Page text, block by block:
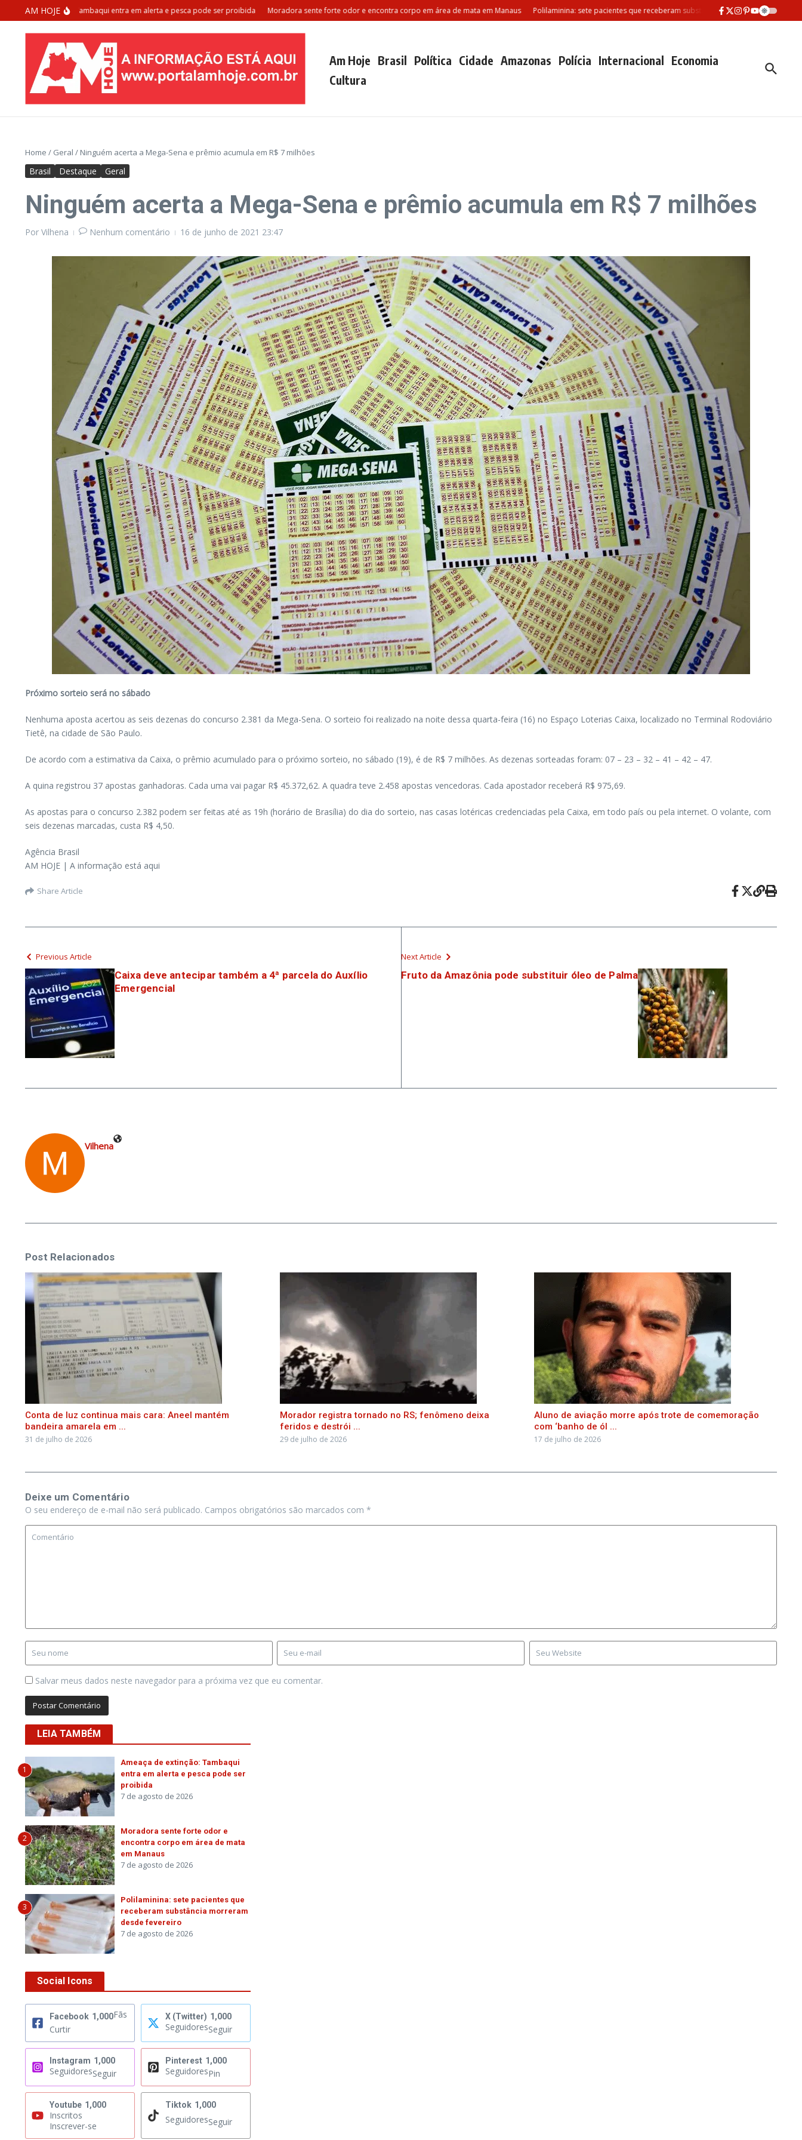
Ir para o conteúdo
AM HOJE
de extinção: Tambaqui entra em alerta e pesca pode ser proibida Moradora sente forte odor e encontra corpo em área de mata em Manaus Polilaminina: sete pacientes que receberam substância morreram desde fevereiro
Am Hoje Brasil Política Cidade Amazonas Polícia Internacional Economia
Cultura
Home / Geral / Ninguém acerta a Mega-Sena e prêmio acumula em R$ 7 milhões
Brasil Destaque Geral
Ninguém acerta a Mega-Sena e prêmio acumula em R$ 7 milhões
Por Vilhena Nenhum comentário 16 de junho de 2021 23:47
Próximo sorteio será no sábado
Nenhuma aposta acertou as seis dezenas do concurso 2.381 da Mega-Sena. O sorteio foi realizado na noite dessa quarta-feira (16) no Espaço Loterias Caixa, localizado no Terminal Rodoviário
Tietê, na cidade de São Paulo.
De acordo com a estimativa da Caixa, o prêmio acumulado para o próximo sorteio, no sábado (19), é de R$ 7 milhões. As dezenas sorteadas foram: 07 – 23 – 32 – 41 – 42 – 47.
A quina registrou 37 apostas ganhadoras. Cada uma vai pagar R$ 45.372,62. A quadra teve 2.458 apostas vencedoras. Cada apostador receberá R$ 975,69.
As apostas para o concurso 2.382 podem ser feitas até as 19h (horário de Brasília) do dia do sorteio, nas casas lotéricas credenciadas pela Caixa, em todo país ou pela internet. O volante, com
seis dezenas marcadas, custa R$ 4,50.
Agência Brasil
AM HOJE | A informação está aqui
Share Article
Previous Article
Caixa deve antecipar também a 4ª parcela do Auxílio
Emergencial
Next Article
Fruto da Amazônia pode substituir óleo de Palma
Vilhena
Post Relacionados
Conta de luz continua mais cara: Aneel mantém
bandeira amarela em ...
31 de julho de 2026
Morador registra tornado no RS; fenômeno deixa
feridos e destrói ...
29 de julho de 2026
Aluno de aviação morre após trote de comemoração
com ‘banho de ól ...
17 de julho de 2026
Deixe um Comentário
O seu endereço de e-mail não será publicado. Campos obrigatórios são marcados com *
Salvar meus dados neste navegador para a próxima vez que eu comentar.
LEIA TAMBÉM
1
Ameaça de extinção: Tambaqui
entra em alerta e pesca pode ser
proibida
7 de agosto de 2026
2
Moradora sente forte odor e
encontra corpo em área de mata
em Manaus
7 de agosto de 2026
3
Polilaminina: sete pacientes que
receberam substância morreram
desde fevereiro
7 de agosto de 2026
Social Icons
Facebook 1,000Fãs
Curtir
X (Twitter) 1,000
SeguidoresSeguir
Instagram 1,000
SeguidoresSeguir
Pinterest 1,000
SeguidoresPin
Youtube 1,000
Inscritos
Inscrever-se
Tiktok 1,000
SeguidoresSeguir